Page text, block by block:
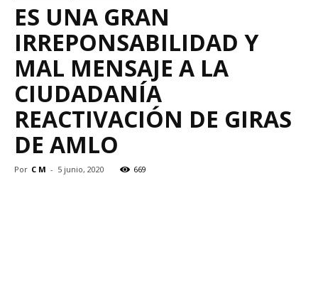
ES UNA GRAN
IRREPONSABILIDAD Y
MAL MENSAJE A LA
CIUDADANÍA
REACTIVACIÓN DE GIRAS
DE AMLO
Por C M - 5 junio, 2020 669